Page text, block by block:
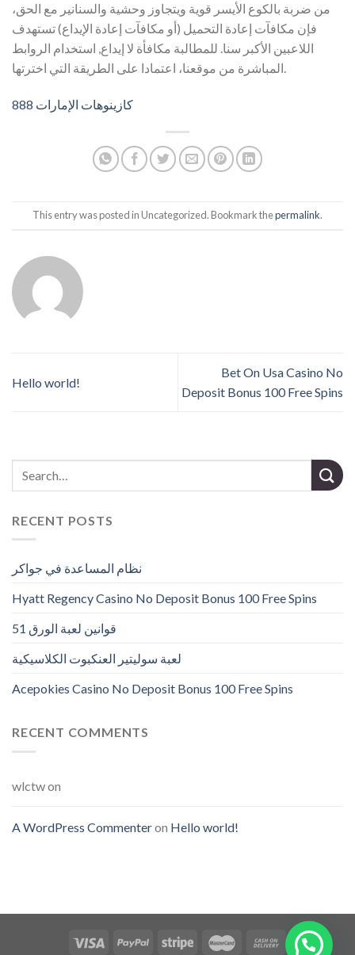
من ضربة بالكوع الأيسر قوية ويتجاوز وحشية والسنانير مع الحق،
فإن مكافآت إعادة التحميل (أو مكافآت إعادة الإيداع) تستهدف
اللاعبين الأكبر سنا. للمطالبة مكافأة لا إيداع, استخدام الروابط
المباشرة من موقعنا، اعتمادا على الطريقة التي اخترتها.
كازينوهات الإمارات 888
This entry was posted in Uncategorized. Bookmark thepermalink.
Hello world!
Bet On Usa Casino No
Deposit Bonus 100 Free Spins
RECENT POSTS
نظام المساعدة في جواكر
Hyatt Regency Casino No Deposit Bonus 100 Free Spins
قوانين لعبة الورق 51
لعبة سوليتير العنكبوت الكلاسيكية
Acepokies Casino No Deposit Bonus 100 Free Spins
RECENT COMMENTS
wlctwon
A WordPress Commenteron Hello world!